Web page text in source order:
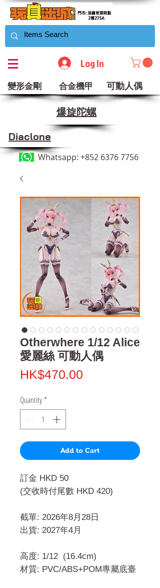
Log In
變形金剛 合金機甲 可動人偶
​爆旋陀螺
Diaclone
Whatsapp: +852 6376 7756
Otherwhere 1/12 Alice
愛麗絲 可動人偶
HK$470.00
Quantity *
Add to Cart
訂金 HKD 50
(交收時付尾數 HKD 420)
截單: 2026年8月28日
出貨: 2027年4月
高度: 1/12 (16.4cm)
材質: PVC/ABS+POM專屬底臺